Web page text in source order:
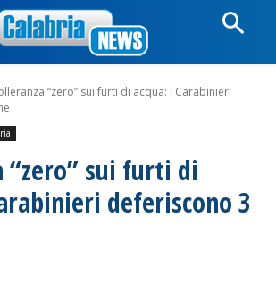
“zero” sui furti di acqua: i Carabinieri
“zero” sui furti di
deferiscono 3